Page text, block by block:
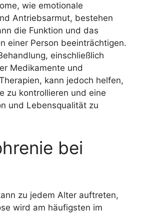
wie emotionale
Antriebsarmut, bestehen
die Funktion und das
einer Person beeinträchtigen.
einschließlich
Medikamente und
kann jedoch helfen,
zu kontrollieren und eine
und Lebensqualität zu
bei
zu jedem Alter auftreten,
wird am häufigsten im